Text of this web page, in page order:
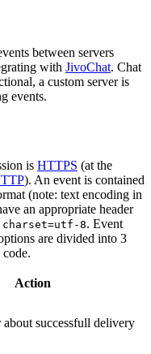
between servers
with JivoChat. Chat
a custom server is
events.
is HTTPS (at the
). An event is contained
(note: text encoding in
an appropriate header
8. Event
are divided into 3
Action
successfull delivery